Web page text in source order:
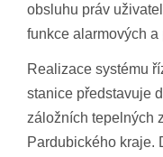
obsluhu práv
funkce alarmových
Realizace systému
stanice představuje
záložních tepelných
Pardubického kraje.